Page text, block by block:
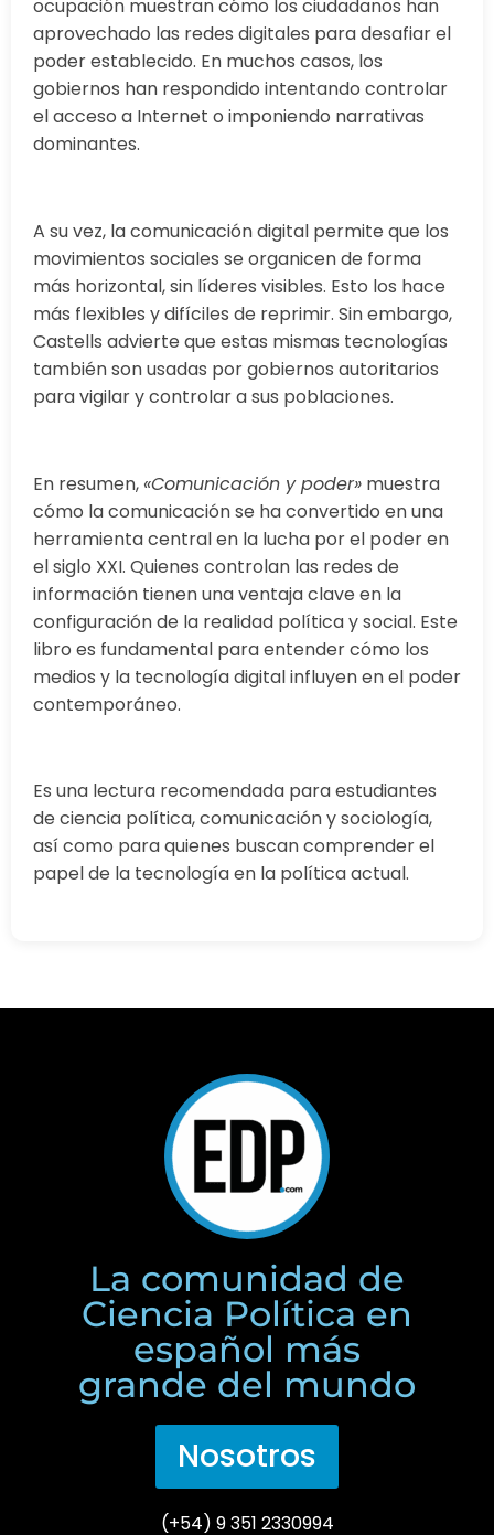
ocupación muestran cómo los ciudadanos han
aprovechado las redes digitales para desafiar el
poder establecido. En muchos casos, los
gobiernos han respondido intentando controlar
el acceso a Internet o imponiendo narrativas
dominantes.
A su vez, la comunicación digital permite que los
movimientos sociales se organicen de forma
más horizontal, sin líderes visibles. Esto los hace
más flexibles y difíciles de reprimir. Sin embargo,
Castells advierte que estas mismas tecnologías
también son usadas por gobiernos autoritarios
para vigilar y controlar a sus poblaciones.
En resumen, «Comunicación y poder» muestra
cómo la comunicación se ha convertido en una
herramienta central en la lucha por el poder en
el siglo XXI. Quienes controlan las redes de
información tienen una ventaja clave en la
configuración de la realidad política y social. Este
libro es fundamental para entender cómo los
medios y la tecnología digital influyen en el poder
contemporáneo.
Es una lectura recomendada para estudiantes
de ciencia política, comunicación y sociología,
así como para quienes buscan comprender el
papel de la tecnología en la política actual.
La comunidad de
Ciencia Política en
español más
grande del mundo
Nosotros
(+54) 9 351 2330994